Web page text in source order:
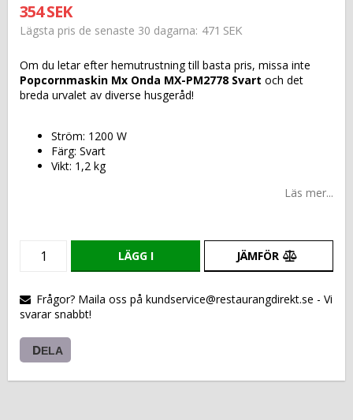
354 SEK
Lägsta pris de senaste 30 dagarna 471 SEK
Om du letar efter hemutrustning till basta pris, missa inte
Popcornmaskin Mx Onda MX-PM2778 Svart och det
breda urvalet av diverse husgeråd!
Ström: 1200 W
Färg: Svart
Vikt: 1,2 kg
Läs mer...
LÄGG I JÄMFÖR
Frågor? Maila oss på kundservice@restaurangdirekt.se - Vi
svarar snabbt!
DELA